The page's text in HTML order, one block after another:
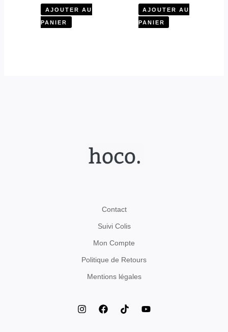
AJOUTER AU
PANIER
AJOUTER AU
PANIER
Contact
Suivi Colis
Mon Compte
Politique de Retours
Mentions légales